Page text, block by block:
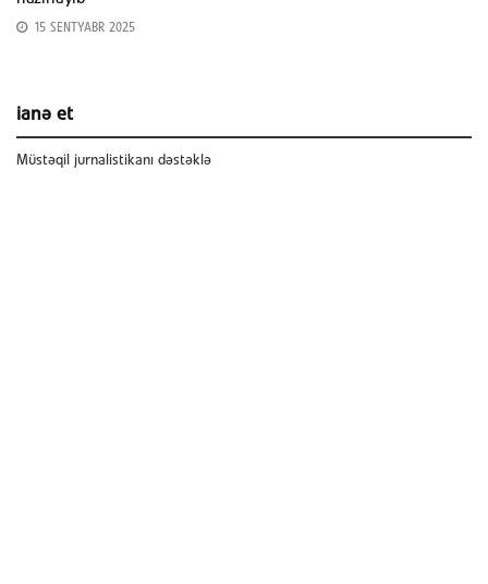
15 SENTYABR 2025
ianə et
Müstəqil jurnalistikanı dəstəklə